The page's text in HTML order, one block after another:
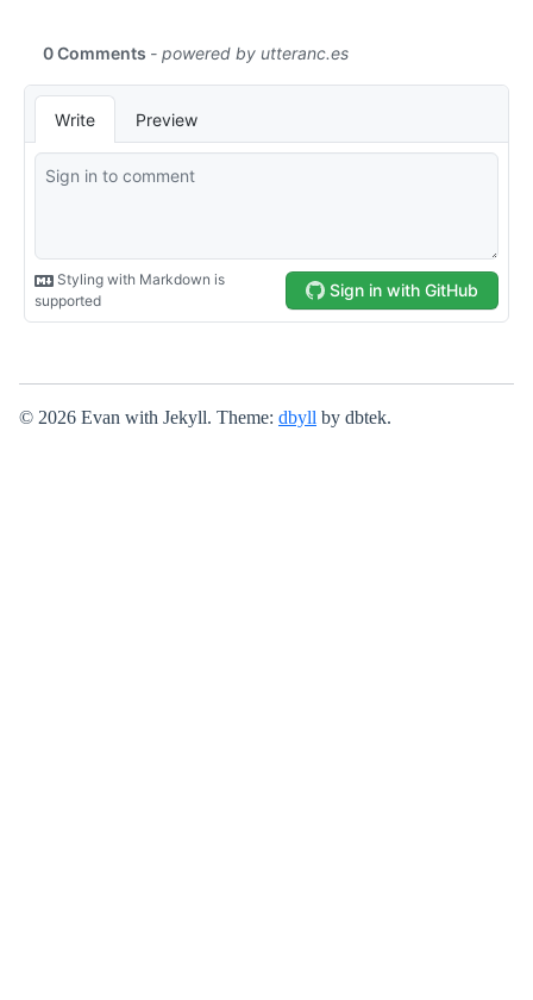
© 2026 Evan with Jekyll. Theme: dbyll by dbtek.